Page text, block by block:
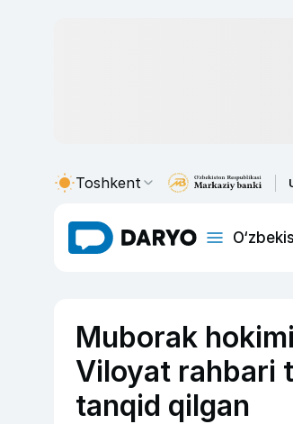
Toshkent
Muborak
Viloyat rahbari
tanqid qilgan